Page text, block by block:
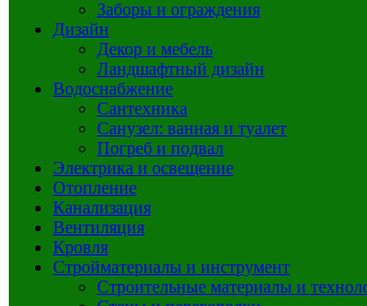
Заборы и ограждения
Дизайн
Декор и мебель
Ландшафтный дизайн
Водоснабжение
Сантехника
Санузел: ванная и туалет
Погреб и подвал
Электрика и освещение
Отопление
Канализация
Вентиляция
Кровля
Стройматериалы и инструмент
Строительные материалы и